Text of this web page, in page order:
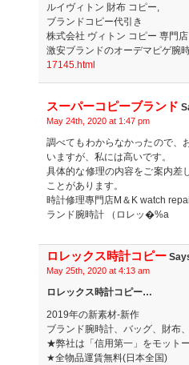
ルイヴィトン 財布 コピー,
ブランドコピー代引き
株式会社 ヴィトン コピー 専門店
激安ブランドのオーデマピゲ腕
17145.html
スーパーコピーブランド
May 24th, 2020 at 1:47 pm
調べてもわからなかったので、
いますが、私には高いです。
具体的な修理の内容をご案内差
ことがあります。
時計修理專門店M＆K watch
ランド腕時計 （ロレッ�%a
ロレックス時計コピー
May 25th, 2020 at 4:13 am
ロレックス時計コピー…
2019年の新素材-新作
ブランド腕時計、バッグ、財布
★弊社は「信用第一」をモット
★全物品運賃無料(日本全国)